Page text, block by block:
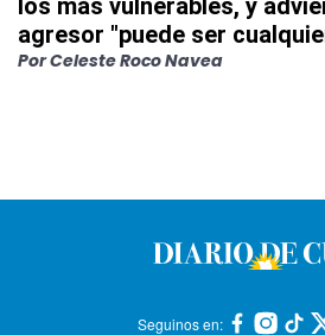
los más vulnerables, y
agresor "puede ser
PorCeleste Roco Navea
Seguinos en: